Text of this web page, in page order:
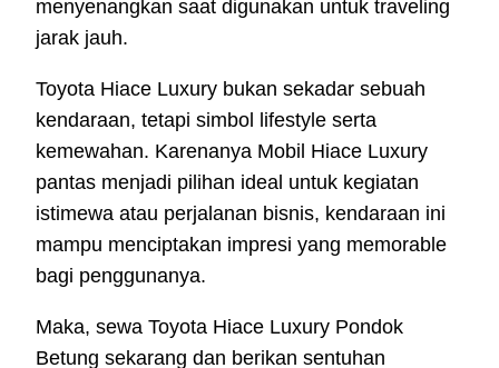
menyenangkan saat digunakan untuk traveling
jarak jauh.
Toyota Hiace Luxury bukan sekadar sebuah
kendaraan, tetapi simbol lifestyle serta
kemewahan. Karenanya Mobil Hiace Luxury
pantas menjadi pilihan ideal untuk kegiatan
istimewa atau perjalanan bisnis, kendaraan ini
mampu menciptakan impresi yang memorable
bagi penggunanya.
Maka, sewa Toyota Hiace Luxury Pondok
Betung sekarang dan berikan sentuhan